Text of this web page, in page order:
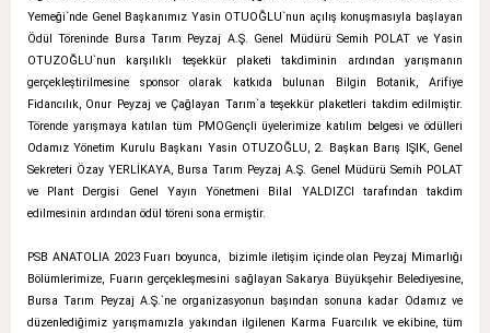
Yemeği`nde Genel Başkanımız Yasin OTUOĞLU`nun açılış konuşmasıyla başlayan
Ödül Töreninde Bursa Tarım Peyzaj A.Ş. Genel Müdürü Semih POLAT ve Yasin
OTUZOĞLU`nun karşılıklı teşekkür plaketi takdiminin ardından yarışmanın
gerçekleştirilmesine sponsor olarak katkıda bulunan Bilgin Botanik, Arifiye
Fidancılık, Onur Peyzaj ve Çağlayan Tarım`a teşekkür plaketleri takdim edilmiştir.
Törende yarışmaya katılan tüm PMOGençli üyelerimize katılım belgesi ve ödülleri
Odamız Yönetim Kurulu Başkanı Yasin OTUZOĞLU, 2. Başkan Barış IŞIK, Genel
Sekreteri Özay YERLİKAYA, Bursa Tarım Peyzaj A.Ş. Genel Müdürü Semih POLAT
ve Plant Dergisi Genel Yayın Yönetmeni Bilal YALDIZCI tarafından takdim
edilmesinin ardından ödül töreni sona ermiştir.
PSB ANATOLIA 2023 Fuarı boyunca, bizimle iletişim içinde olan Peyzaj Mimarlığı
Bölümlerimize, Fuarın gerçekleşmesini sağlayan Sakarya Büyükşehir Belediyesine,
Bursa Tarım Peyzaj A.Ş.`ne organizasyonun başından sonuna kadar Odamız ve
düzenlediğimiz yarışmamızla yakından ilgilenen Karma Fuarcılık ve ekibine, tüm